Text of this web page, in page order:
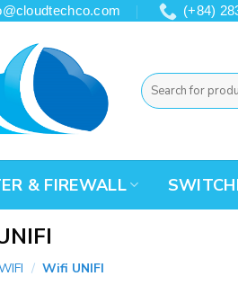
(+84)
Search
for:
& FIREWALL
/ Wifi UNIFI